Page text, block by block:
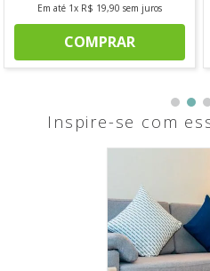
Em até 1x R$ 19,90 sem juros
COMPRAR
Inspire-se com